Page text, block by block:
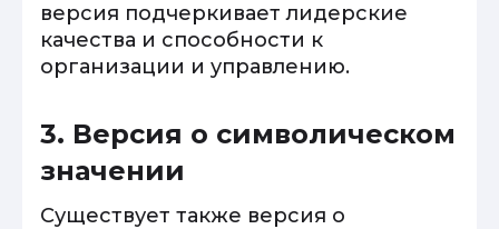
версия подчеркивает лидерские
качества и способности к
организации и управлению.
3. Версия о символическом
значении
Существует также версия о